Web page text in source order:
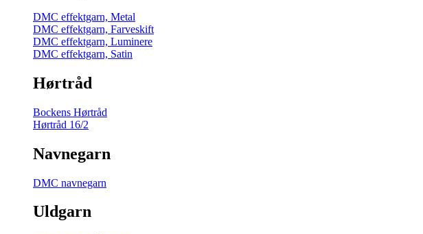
DMC effektgarn, Metal
DMC effektgarn, Farveskift
DMC effektgarn, Luminere
DMC effektgarn, Satin
Hørtråd
Bockens Hørtråd
Hørtråd 16/2
Navnegarn
DMC navnegarn
Uldgarn